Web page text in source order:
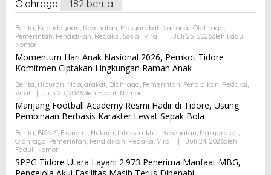
Olahraga 182 berita
Berita, Kebudayaan, Kesehatan, Masyarakat, Nasional, Olahraga,
Pemerintah, Pendidikan, Redaksi, Sosial, Viral Juli 25, 2026Oleh Faduli
Nomor
Momentum Hari Anak Nasional 2026, Pemkot Tidore
Komitmen Ciptakan Lingkungan Ramah Anak
Berita, Hiburan, Masyarakat, Olahraga, Pemerintah, Pendidikan, Redaksi,
Viral
Juli 25, 2026Oleh Faduli Nomor
Marijang Football Academy Resmi Hadir di Tidore, Usung
Pembinaan Berbasis Karakter Lewat Sepak Bola
Berita, BISNIS, Ekonomi, Hukum, Infrastruktur, Kesehatan, Masyarakat,
Olahraga, Pemerintah, Pendidikan, Redaksi, Viral Juli 24, 2026Oleh
Faduli Nomor
SPPG Tidore Utara Layani 2.973 Penerima Manfaat MBG,